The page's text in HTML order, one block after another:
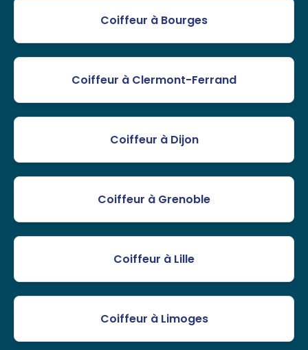
Coiffeur à Bourges
Coiffeur à Clermont-Ferrand
Coiffeur à Dijon
Coiffeur à Grenoble
Coiffeur à Lille
Coiffeur à Limoges